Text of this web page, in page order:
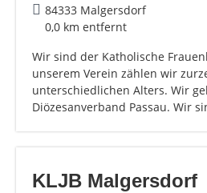
84333 Malgersdorf
0,0 km entfernt
Wir sind der Katholische
unserem Verein zählen wir
unterschiedlichen Alters. Wir
Diözesanverband Passau. Wir
KLJB Malgersdorf